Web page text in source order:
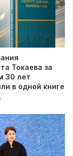
Токаева за
30 лет
в одной книге